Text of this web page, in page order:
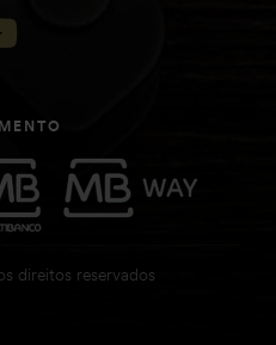
direitos reservados